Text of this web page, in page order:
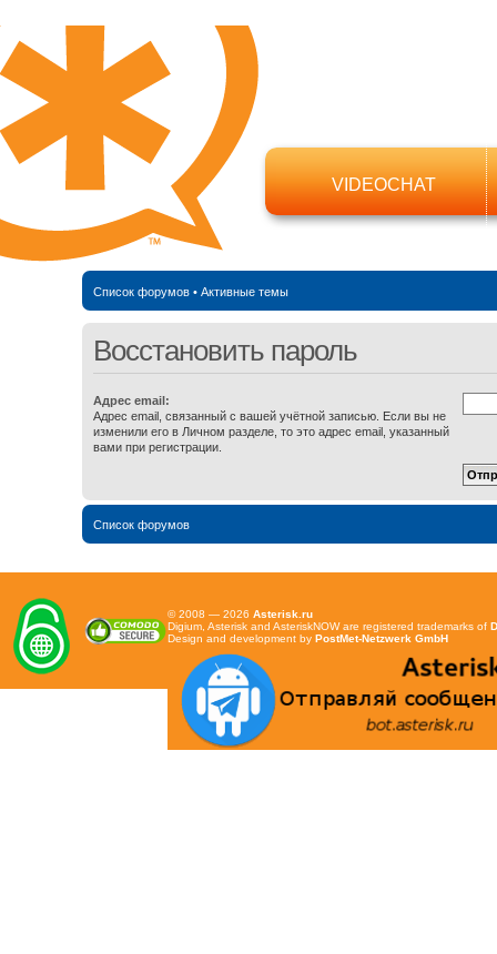
VIDEOCHAT
Список форумов• Активные темы
Восстановить пароль
Адрес email:
Адрес email, связанный с вашей учётной записью. Если вы не
изменили его в Личном разделе, то это адрес email, указанный
вами при регистрации.
Список форумов
© 2008 — 2026 Asterisk.ru
Digium, Asterisk and AsteriskNOW are registered trademarks of
Design and development by PostMet-Netzwerk GmbH